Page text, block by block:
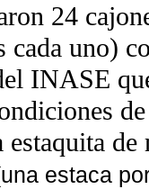
24
cada uno)
INASE
de
estaca